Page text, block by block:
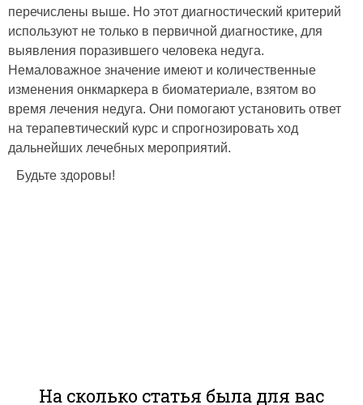
перечислены выше. Но этот диагностический критерий
используют не только в первичной диагностике, для
выявления поразившего человека недуга.
Немаловажное значение имеют и количественные
изменения онкмаркера в биоматериале, взятом во
время лечения недуга. Они помогают установить ответ
на терапевтический курс и спрогнозировать ход
дальнейших лечебных мероприятий.
Будьте здоровы!
На сколько статья была для вас